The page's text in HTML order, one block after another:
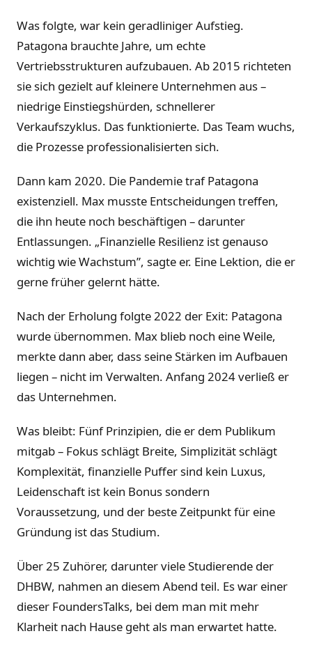
Was folgte, war kein geradliniger Aufstieg.
Patagona brauchte Jahre, um echte
Vertriebsstrukturen aufzubauen. Ab 2015 richteten
sie sich gezielt auf kleinere Unternehmen aus –
niedrige Einstiegshürden, schnellerer
Verkaufszyklus. Das funktionierte. Das Team wuchs,
die Prozesse professionalisierten sich.
Dann kam 2020. Die Pandemie traf Patagona
existenziell. Max musste Entscheidungen treffen,
die ihn heute noch beschäftigen – darunter
Entlassungen. „Finanzielle Resilienz ist genauso
wichtig wie Wachstum”, sagte er. Eine Lektion, die er
gerne früher gelernt hätte.
Nach der Erholung folgte 2022 der Exit: Patagona
wurde übernommen. Max blieb noch eine Weile,
merkte dann aber, dass seine Stärken im Aufbauen
liegen – nicht im Verwalten. Anfang 2024 verließ er
das Unternehmen.
Was bleibt: Fünf Prinzipien, die er dem Publikum
mitgab – Fokus schlägt Breite, Simplizität schlägt
Komplexität, finanzielle Puffer sind kein Luxus,
Leidenschaft ist kein Bonus sondern
Voraussetzung, und der beste Zeitpunkt für eine
Gründung ist das Studium.
Über 25 Zuhörer, darunter viele Studierende der
DHBW, nahmen an diesem Abend teil. Es war einer
dieser FoundersTalks, bei dem man mit mehr
Klarheit nach Hause geht als man erwartet hatte.